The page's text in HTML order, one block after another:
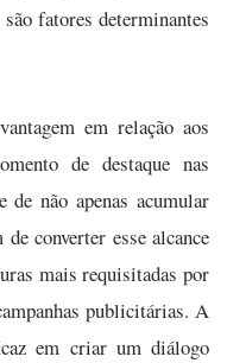
fatores determinantes
em relação aos
de destaque nas
de não apenas acumular
converter esse alcance
mais requisitadas por
publicitárias. A
em criar um diálogo